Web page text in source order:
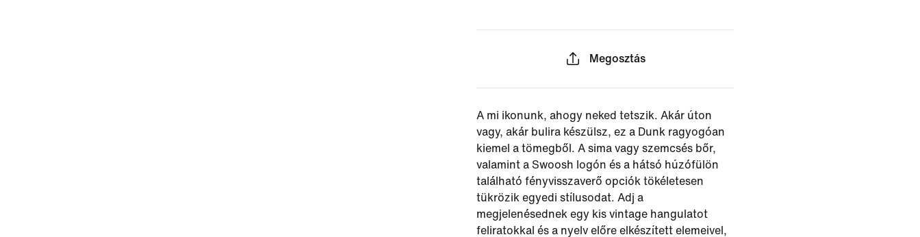
Megosztás
A mi ikonunk, ahogy neked tetszik. Akár úton
vagy, akár bulira készülsz, ez a Dunk ragyogóan
kiemel a tömegből. A sima vagy szemcsés bőr,
valamint a Swoosh logón és a hátsó húzófülön
található fényvisszaverő opciók tökéletesen
tükrözik egyedi stílusodat. Adj a
megjelenésednek egy kis vintage hangulatot
feliratokkal és a nyelv előre elkészített elemeivel,